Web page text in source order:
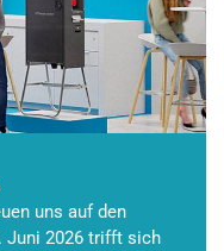
uns auf den
Juni 2026 trifft sich